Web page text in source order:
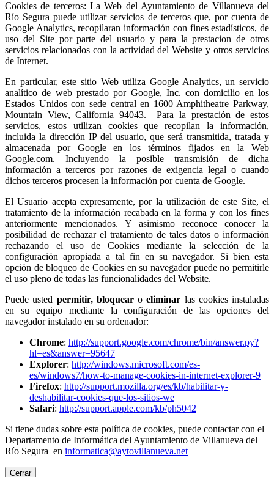
Cookies de terceros: La Web del Ayuntamiento de Villanueva del
Río Segura puede utilizar servicios de terceros que, por cuenta de
Google Analytics, recopilaran información con fines estadísticos, de
uso del Site por parte del usuario y para la prestacion de otros
servicios relacionados con la actividad del Website y otros servicios
de Internet.
En particular, este sitio Web utiliza Google Analytics, un servicio
analítico de web prestado por Google, Inc. con domicilio en los
Estados Unidos con sede central en 1600 Amphitheatre Parkway,
Mountain View, California 94043. Para la prestación de estos
servicios, estos utilizan cookies que recopilan la información,
incluida la dirección IP del usuario, que será transmitida, tratada y
almacenada por Google en los términos fijados en la Web
Google.com. Incluyendo la posible transmisión de dicha
información a terceros por razones de exigencia legal o cuando
dichos terceros procesen la información por cuenta de Google.
El Usuario acepta expresamente, por la utilización de este Site, el
tratamiento de la información recabada en la forma y con los fines
anteriormente mencionados. Y asimismo reconoce conocer la
posibilidad de rechazar el tratamiento de tales datos o información
rechazando el uso de Cookies mediante la selección de la
configuración apropiada a tal fin en su navegador. Si bien esta
opción de bloqueo de Cookies en su navegador puede no permitirle
el uso pleno de todas las funcionalidades del Website.
Puede usted permitir, bloquearoeliminar las cookies instaladas
en su equipo mediante la configuración de las opciones del
navegador instalado en su ordenador:
Chrome: http://support.google.com/chrome/bin/answer.py?
hl=es&answer=95647
Explorer: http://windows.microsoft.com/es-
es/windows7/how-to-manage-cookies-in-internet-explorer-9
Firefox: http://support.mozilla.org/es/kb/habilitar-y-
deshabilitar-cookies-que-los-sitios-we
Safari: http://support.apple.com/kb/ph5042
Si tiene dudas sobre esta política de cookies, puede contactar con el
Departamento de Informática del Ayuntamiento de Villanueva del
Río Segura en informatica@aytovillanueva.net
Cerrar